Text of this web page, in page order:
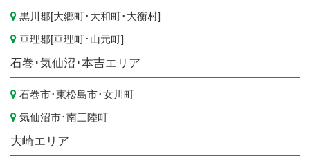
黒川郡[大郷町･ 大和町･ 大衡村]
亘理郡[亘理町･ 山元町]
石巻･気仙沼･本吉エリア
石巻市･東松島市･女川町
気仙沼市･南三陸町
大崎エリア